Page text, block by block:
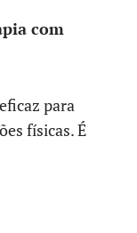
com
para
físicas. É